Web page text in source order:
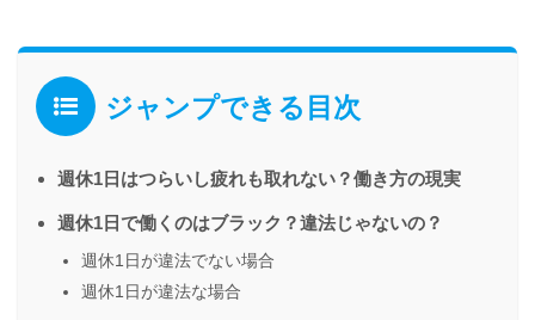
ジャンプできる目次
週休1日はつらいし疲れも取れない？働き方の現実
週休1日で働くのはブラック？違法じゃないの？
週休1日が違法でない場合
週休1日が違法な場合